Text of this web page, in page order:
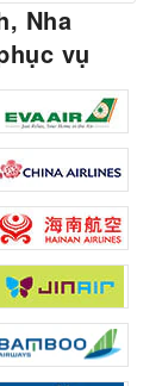
Nha
vụ